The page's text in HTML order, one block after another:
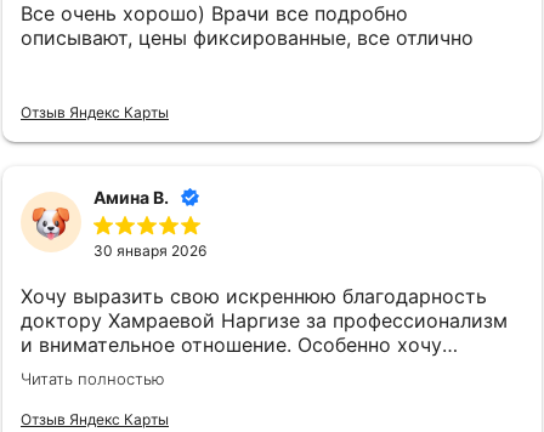
Все очень хорошо) Врачи все подробно
описывают, цены фиксированные, все отлично
Отзыв Яндекс Карты
Амина В.
30 января 2026
Хочу выразить свою искреннюю благодарность
доктору Хамраевой Наргизе за профессионализм
и внимательное отношение. Особенно хочу
отметить индивидуальный подход, который
проявляется в каждой детали: от выбора метода
лечения до рекомендаций по уходу за брекетами.
Читать полностью
Отзыв Яндекс Карты